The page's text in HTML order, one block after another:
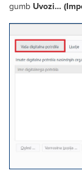
gumb Uvozi…